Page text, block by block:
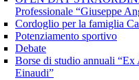
Professionale “Giuseppe
Cordoglio per la famiglia
Potenziamento sportivo
Debate
Borse di studio annuali
Einaudi”